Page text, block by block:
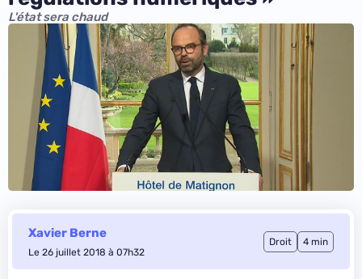
L'état sera chaud
Xavier Berne
Le 26 juillet 2018 à 07h32
Droit 4 min